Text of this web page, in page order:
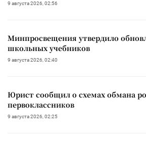
9 августа 2026, 02:56
Минпросвещения утвердило
школьных учебников
9 августа 2026, 02:40
Юрист сообщил о схемах обмана
первоклассников
9 августа 2026, 02:25